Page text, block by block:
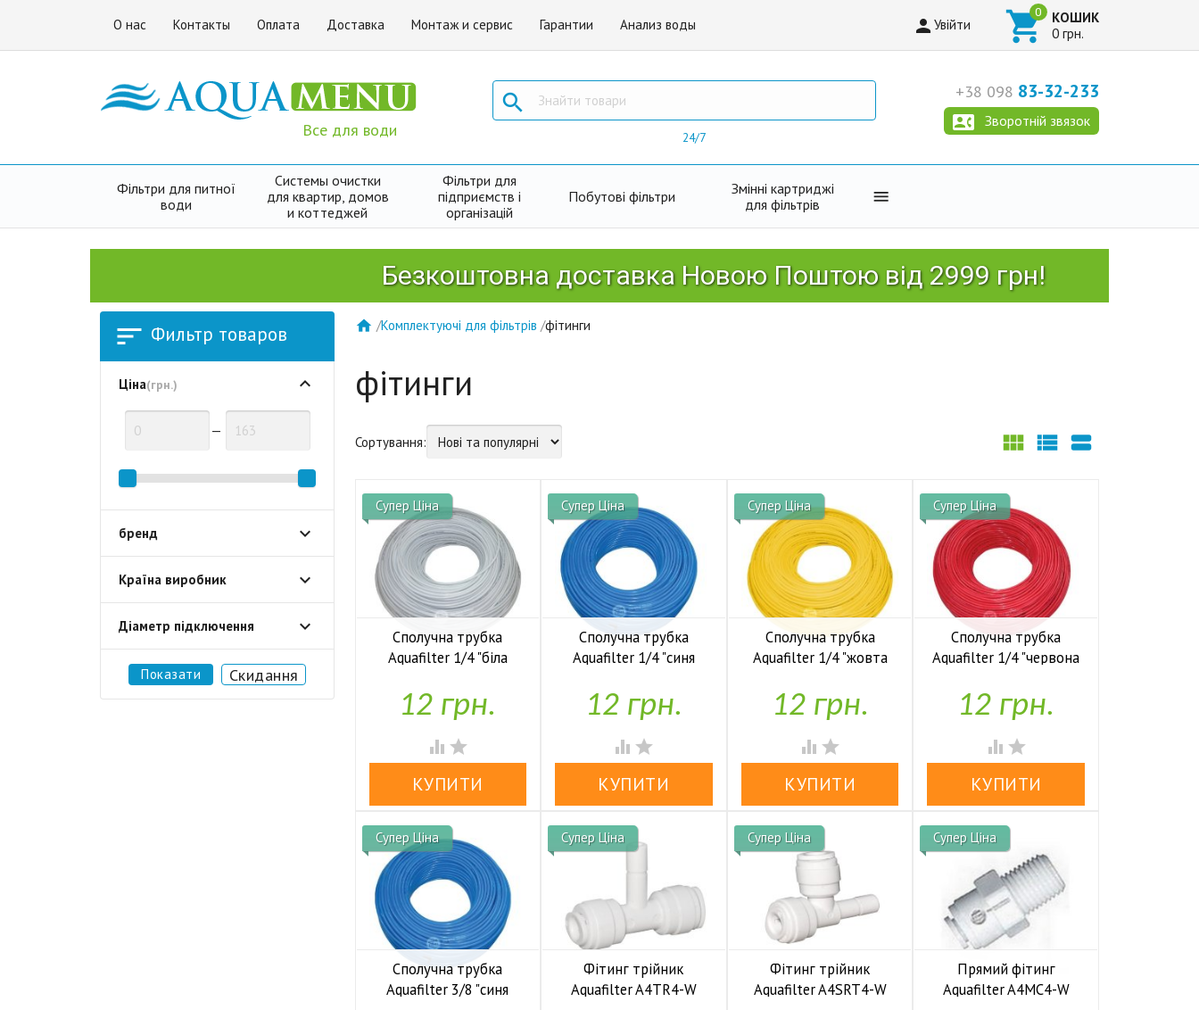
О нас Контакты Оплата Доставка Монтаж и сервис Гарантии Анализ воды Увійти  КОШИК
0 грн.
Все для води

24/7
+38 098 83-32-233
Зворотній звязок
Фільтри для питної
води
Системы очистки
для квартир, домов
и коттеджей
Фільтри для
підприємств і
організацій
Побутові фільтри
Змінні картриджі
для фільтрів

Безкоштовна доставка Новою Поштою від 2999 грн!
 Фильтр товаров
Ціна(грн.)
—
бренд
Країна виробник
Діаметр підключення
Скидання
 /Комплектуючі для фільтрів /фітинги
фітинги
Сортування:   
Супер Ціна
Сполучна трубка
Aquafilter 1/4 "біла
У наявності
12 грн.
 
Супер Ціна
Сполучна трубка
Aquafilter 1/4 "синя
У наявності
12 грн.
 
Супер Ціна
Сполучна трубка
Aquafilter 1/4 "жовта
У наявності
12 грн.
 
Супер Ціна
Сполучна трубка
Aquafilter 1/4 "червона
У наявності
12 грн.
 
Супер Ціна
Сполучна трубка
Aquafilter 3/8 "синя
Супер Ціна
Фітинг трійник
Aquafilter A4TR4-W
Супер Ціна
Фітинг трійник
Aquafilter A4SRT4-W
Супер Ціна
Прямий фітинг
Aquafilter A4MC4-W